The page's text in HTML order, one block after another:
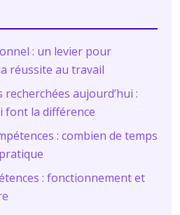
: un levier pour
réussite au travail
aujourd’hui :
font la différence
: combien de temps
: fonctionnement et